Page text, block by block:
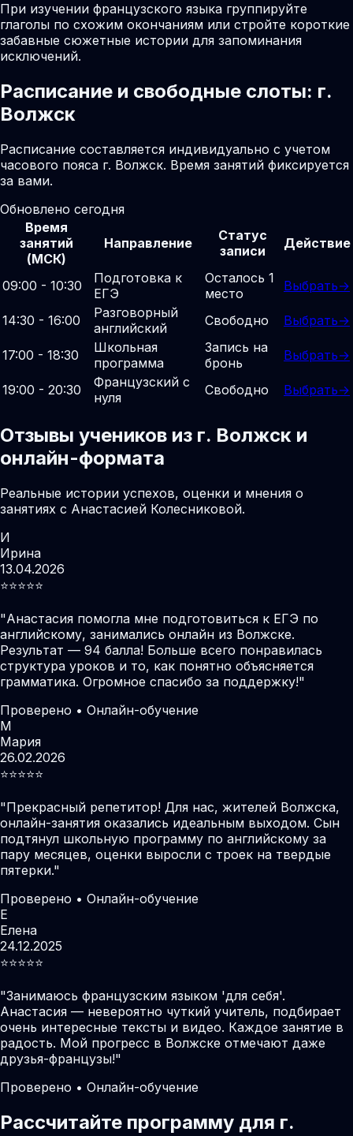
При изучении французского языка группируйте
глаголы по схожим окончаниям или стройте короткие
забавные сюжетные истории для запоминания
исключений.
Расписание и свободные слоты: г.
Волжск
Расписание составляется индивидуально с учетом
часового пояса г. Волжск. Время занятий фиксируется
за вами.
Обновлено сегодня
Время
занятий
(МСК)
Направление
Статус
записи
Действие
09:00 - 10:30
Подготовка к
ЕГЭ
Осталось 1
место
Выбрать→
14:30 - 16:00
Разговорный
английский
Свободно Выбрать→
17:00 - 18:30
Школьная
программа
Запись на
бронь
Выбрать→
19:00 - 20:30
Французский с
нуля
Свободно Выбрать→
Отзывы учеников из г. Волжск и
онлайн-формата
Реальные истории успехов, оценки и мнения о
занятиях с Анастасией Колесниковой.
И
Ирина
13.04.2026
⭐️⭐️⭐️⭐️⭐️
"Анастасия помогла мне подготовиться к ЕГЭ по
английскому, занимались онлайн из Волжске.
Результат — 94 балла! Больше всего понравилась
структура уроков и то, как понятно объясняется
грамматика. Огромное спасибо за поддержку!"
Проверено • Онлайн-обучение
М
Мария
26.02.2026
⭐️⭐️⭐️⭐️⭐️
"Прекрасный репетитор! Для нас, жителей Волжска,
онлайн-занятия оказались идеальным выходом. Сын
подтянул школьную программу по английскому за
пару месяцев, оценки выросли с троек на твердые
пятерки."
Проверено • Онлайн-обучение
Е
Елена
24.12.2025
⭐️⭐️⭐️⭐️⭐️
"Занимаюсь французским языком 'для себя'.
Анастасия — невероятно чуткий учитель, подбирает
очень интересные тексты и видео. Каждое занятие в
радость. Мой прогресс в Волжске отмечают даже
друзья-французы!"
Проверено • Онлайн-обучение
Рассчитайте программу для г.